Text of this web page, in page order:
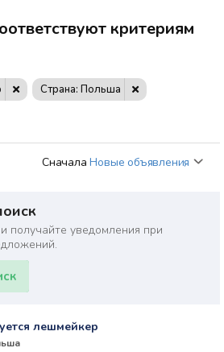
критериям
Страна: Польша
Сначала Новые объявления
получайте уведомления при
лешмейкер